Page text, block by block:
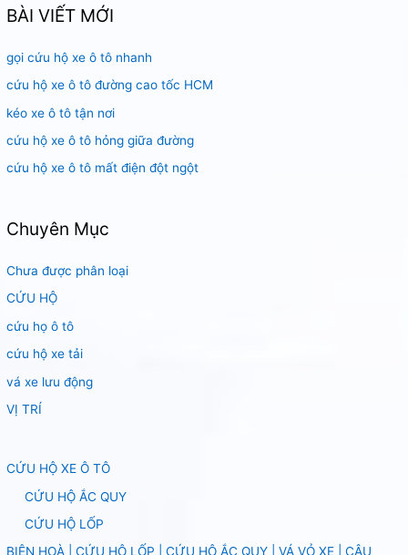
k
ế
m
:
BÀI VIẾT MỚI
gọi cứu hộ xe ô tô nhanh
cứu hộ xe ô tô đường cao tốc HCM
kéo xe ô tô tận nơi
cứu hộ xe ô tô hỏng giữa đường
cứu hộ xe ô tô mất điện đột ngột
Chuyên Mục
Chưa được phân loại
CỨU HỘ
cứu họ ô tô
cứu hộ xe tải
vá xe lưu động
VỊ TRÍ
CỨU HỘ XE Ô TÔ
CỨU HỘ ẮC QUY
CỨU HỘ LỐP
BIÊN HOÀ | CỨU HỘ LỐP | CỨU HỘ ẮC QUY | VÁ VỎ XE | CÂU